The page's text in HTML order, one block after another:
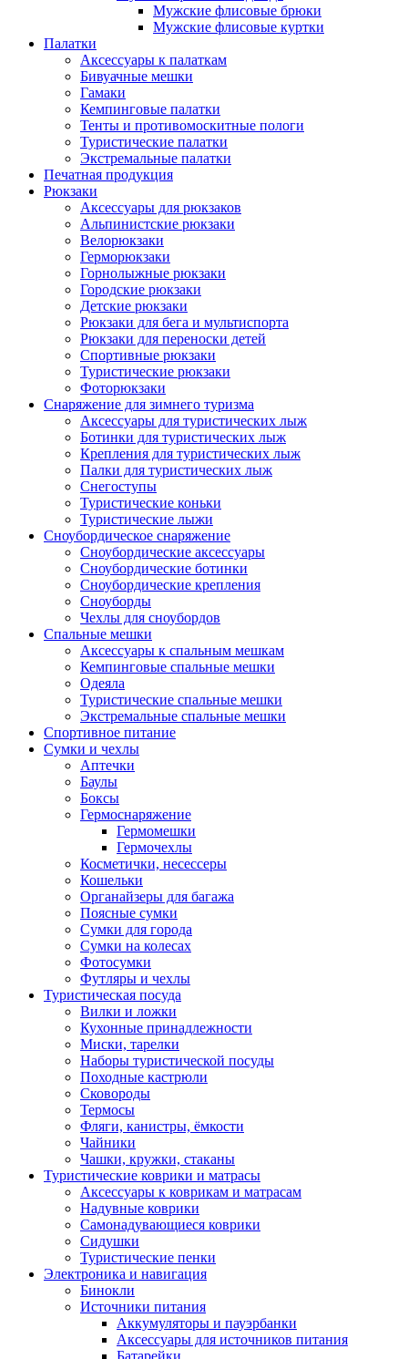
Мужские флисовые брюки
Мужские флисовые куртки
Палатки
Аксессуары к палаткам
Бивуачные мешки
Гамаки
Кемпинговые палатки
Тенты и противомоскитные пологи
Туристические палатки
Экстремальные палатки
Печатная продукция
Рюкзаки
Аксессуары для рюкзаков
Альпинистские рюкзаки
Велорюкзаки
Герморюкзаки
Горнолыжные рюкзаки
Городские рюкзаки
Детские рюкзаки
Рюкзаки для бега и мультиспорта
Рюкзаки для переноски детей
Спортивные рюкзаки
Туристические рюкзаки
Фоторюкзаки
Снаряжение для зимнего туризма
Аксессуары для туристических лыж
Ботинки для туристических лыж
Крепления для туристических лыж
Палки для туристических лыж
Снегоступы
Туристические коньки
Туристические лыжи
Сноубордическое снаряжение
Сноубордические аксессуары
Сноубордические ботинки
Сноубордические крепления
Сноуборды
Чехлы для сноубордов
Спальные мешки
Аксессуары к спальным мешкам
Кемпинговые спальные мешки
Одеяла
Туристические спальные мешки
Экстремальные спальные мешки
Спортивное питание
Сумки и чехлы
Аптечки
Баулы
Боксы
Гермоснаряжение
Гермомешки
Гермочехлы
Косметички, несессеры
Кошельки
Органайзеры для багажа
Поясные сумки
Сумки для города
Сумки на колесах
Фотосумки
Футляры и чехлы
Туристическая посуда
Вилки и ложки
Кухонные принадлежности
Миски, тарелки
Наборы туристической посуды
Походные кастрюли
Сковороды
Термосы
Фляги, канистры, ёмкости
Чайники
Чашки, кружки, стаканы
Туристические коврики и матрасы
Аксессуары к коврикам и матрасам
Надувные коврики
Самонадувающиеся коврики
Сидушки
Туристические пенки
Электроника и навигация
Бинокли
Источники питания
Аккумуляторы и пауэрбанки
Аксессуары для источников питания
Батарейки